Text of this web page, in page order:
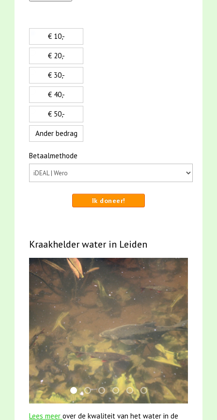
€ 10,-
€ 20,-
€ 30,-
€ 40,-
€ 50,-
Ander bedrag
Betaalmethode
Ik doneer!
Kraakhelder water in Leiden
jun2021 28 brasem en rietvoorns 4a
mei2021 watervogelmethode fuut met
smoelenboek fifi en karper
jun2021 zaklv 5 snoekje MOOI
karper met kattenklimtouw
mei2021 1 snoekje
Lees meer over de kwaliteit van het water in de